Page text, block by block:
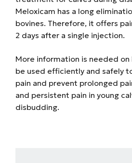
Meloxicam has a long
bovines. Therefore, it offers
2 days after a single injection.
More information is needed on
be used efficiently and safely
pain and prevent prolonged
and persistent pain in young
disbudding.